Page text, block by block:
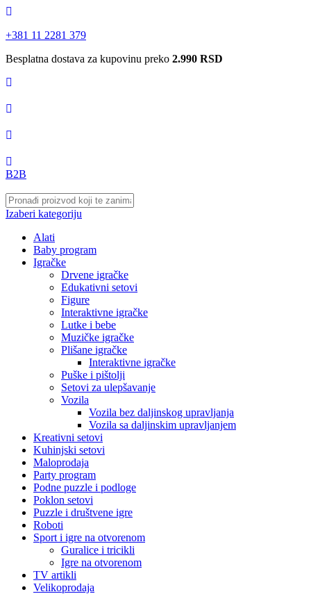
+381 11 2281 379
Besplatna dostava za kupovinu preko 2.990 RSD
B2B
Izaberi kategoriju
Alati
Baby program
Igračke
Drvene igračke
Edukativni setovi
Figure
Interaktivne igračke
Lutke i bebe
Muzičke igračke
Plišane igračke
Interaktivne igračke
Puške i pištolji
Setovi za ulepšavanje
Vozila
Vozila bez daljinskog upravljanja
Vozila sa daljinskim upravljanjem
Kreativni setovi
Kuhinjski setovi
Maloprodaja
Party program
Podne puzzle i podloge
Poklon setovi
Puzzle i društvene igre
Roboti
Sport i igre na otvorenom
Guralice i tricikli
Igre na otvorenom
TV artikli
Velikoprodaja